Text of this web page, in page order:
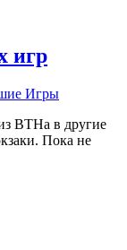
игр
Игры
ВТНа в другие
Пока не